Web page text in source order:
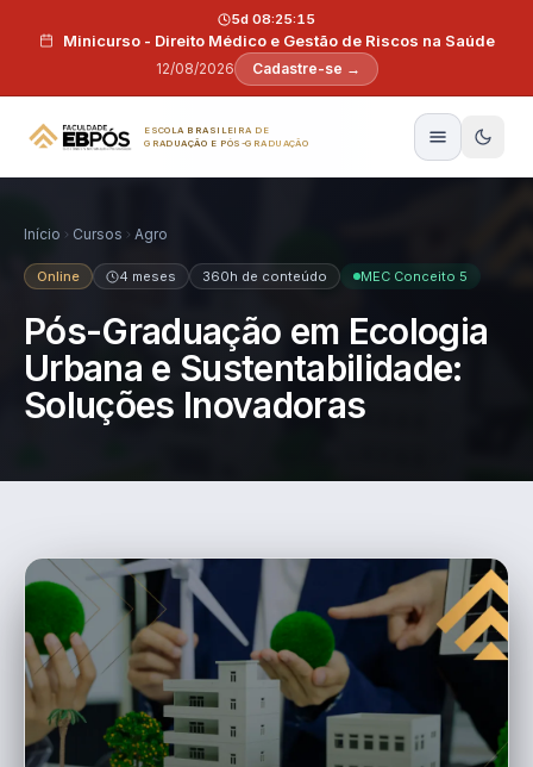
Minicurso - Direito Médico e Gestão de Riscos na Saúde
12/08/2026
5d 08:25:14
Cadastre-se →
ESCOLA BRASILEIRA DE
GRADUAÇÃO E PÓS-GRADUAÇÃO
Início Cursos Agro
Online 4 meses 360h de conteúdo MEC Conceito 5
Pós-Graduação em Ecologia
Urbana e Sustentabilidade:
Soluções Inovadoras